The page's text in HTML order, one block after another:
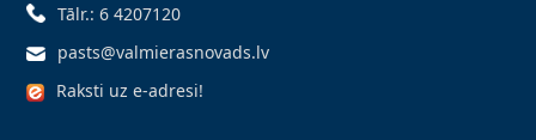
Tālr.: 6 4207120
pasts@valmierasnovads.lv
Raksti uz e-adresi!